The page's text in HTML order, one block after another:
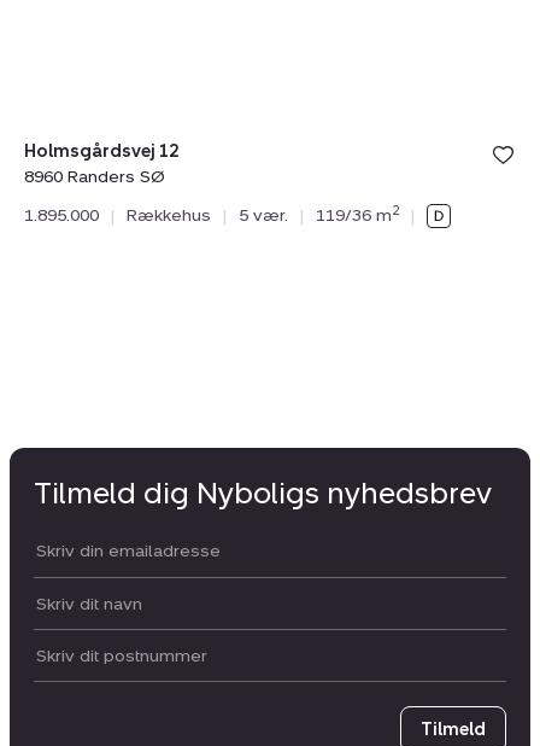
Holmsgårdsvej 12
8960 Randers SØ
1.895.000
| Rækkehus | 5 vær. | 119/36 m2 |
Tilmeld dig Nyboligs nyhedsbrev
Din email:
Dit navn:
Postnummer
Tilmeld